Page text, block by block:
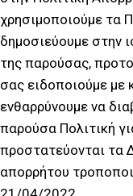
χρησιμοποιούμε τα
δημοσιεύουμε στην
της παρούσας,
σας ειδοποιούμε
ενθαρρύνουμε να
παρούσα Πολιτική
προστατεύονται τα
απορρήτου